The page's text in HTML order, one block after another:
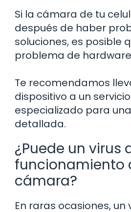
Si la cámara de tu
después de haber
soluciones, es posible
problema de
Te recomendamos
dispositivo a un
especializado para
detallada.
¿Puede un virus
funcionamiento
cámara?
En raras ocasiones, un